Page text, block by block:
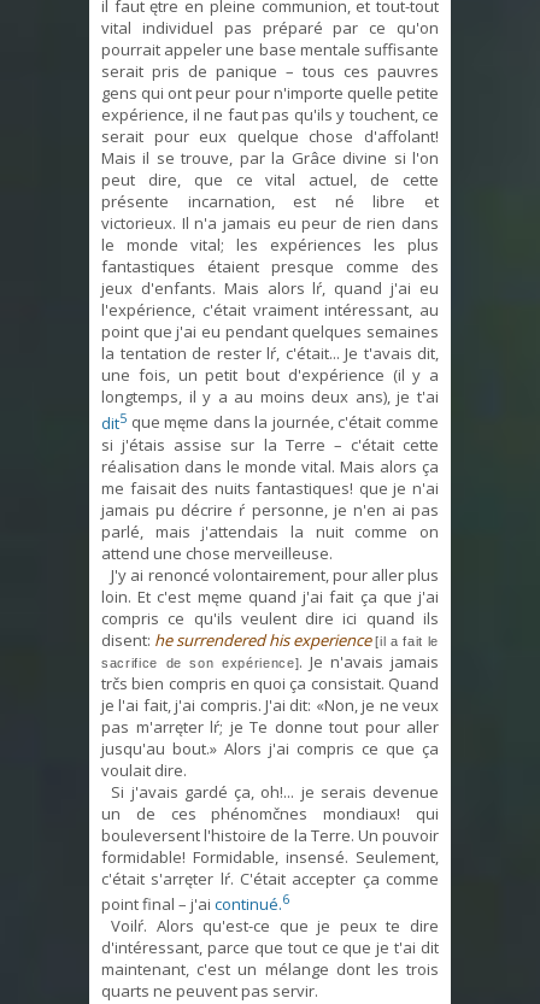
il faut ętre en pleine communion, et tout-tout
vital individuel pas préparé par ce qu'on
pourrait appeler une base mentale suffisante
serait pris de panique – tous ces pauvres
gens qui ont peur pour n'importe quelle petite
expérience, il ne faut pas qu'ils y touchent, ce
serait pour eux quelque chose d'affolant!
Mais il se trouve, par la Grâce divine si l'on
peut dire, que ce vital actuel, de cette
présente incarnation, est né libre et
victorieux. Il n'a jamais eu peur de rien dans
le monde vital; les expériences les plus
fantastiques étaient presque comme des
jeux d'enfants. Mais alors lŕ, quand j'ai eu
l'expérience, c'était vraiment intéressant, au
point que j'ai eu pendant quelques semaines
la tentation de rester lŕ, c'était... Je t'avais dit,
une fois, un petit bout d'expérience (il y a
longtemps, il y a au moins deux ans), je t'ai
dit5 que męme dans la journée, c'était comme
si j'étais assise sur la Terre – c'était cette
réalisation dans le monde vital. Mais alors ça
me faisait des nuits fantastiques! que je n'ai
jamais pu décrire ŕ personne, je n'en ai pas
parlé, mais j'attendais la nuit comme on
attend une chose merveilleuse.
J'y ai renoncé volontairement, pour aller plus
loin. Et c'est męme quand j'ai fait ça que j'ai
compris ce qu'ils veulent dire ici quand ils
disent: he surrendered his experience [il a fait le
sacrifice de son expérience]. Je n'avais jamais
trčs bien compris en quoi ça consistait. Quand
je l'ai fait, j'ai compris. J'ai dit: «Non, je ne veux
pas m'arręter lŕ; je Te donne tout pour aller
jusqu'au bout.» Alors j'ai compris ce que ça
voulait dire.
Si j'avais gardé ça, oh!... je serais devenue
un de ces phénomčnes mondiaux! qui
bouleversent l'histoire de la Terre. Un pouvoir
formidable! Formidable, insensé. Seulement,
c'était s'arręter lŕ. C'était accepter ça comme
point final – j'ai continué.6
Voilŕ. Alors qu'est-ce que je peux te dire
d'intéressant, parce que tout ce que je t'ai dit
maintenant, c'est un mélange dont les trois
quarts ne peuvent pas servir.